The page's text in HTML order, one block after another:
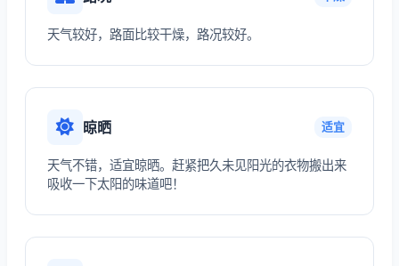
天气较好，路面比较干燥，路况较好。
晾晒 适宜
天气不错，适宜晾晒。赶紧把久未见阳光的衣物搬出来
吸收一下太阳的味道吧！